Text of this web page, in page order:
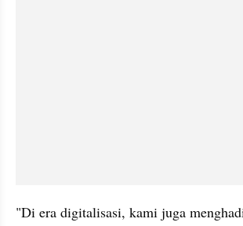
"Di era digitalisasi, kami juga